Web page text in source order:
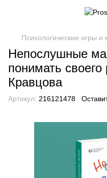
Психологические игры и
Непослушные
понимать
Кравцова
Артикул: 216121478